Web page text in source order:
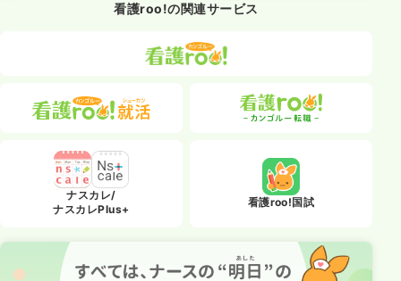
看護roo!の関連サービス
ナスカレ/
ナスカレPlus+
看護roo!国試